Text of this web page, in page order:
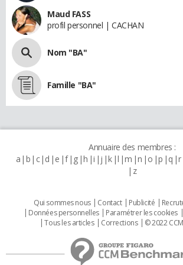
Maud FASS
profil personnel | CACHAN
Nom "BA"
Famille "BA"
Annuaire des membres :
a b c d e f g h i j k l m n o p q r
z
Qui sommes nous Contact Publicité
Données personnelles
Paramétrer les cookies
Tous les articles
Corrections © 2022